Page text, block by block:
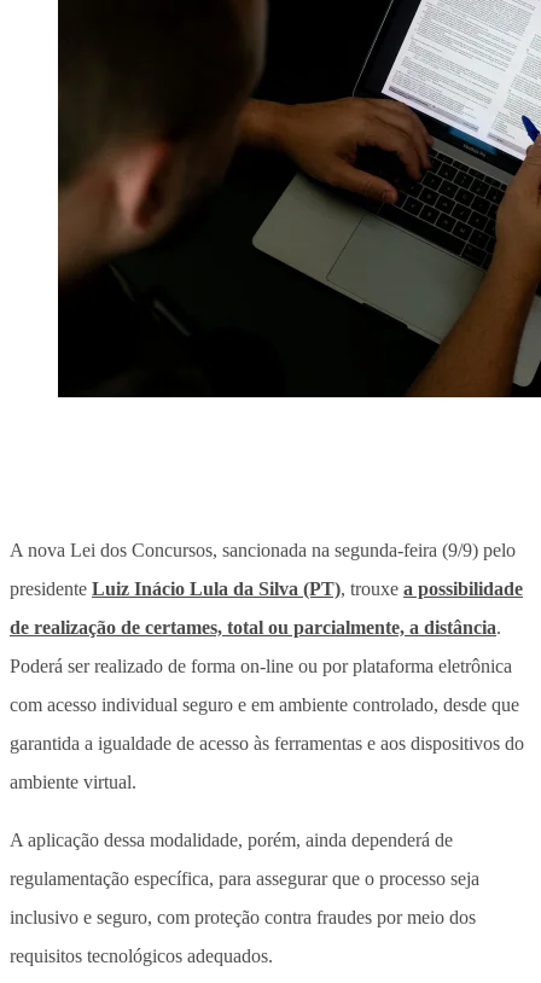
A nova Lei dos Concursos, sancionada na segunda-feira (9/9) pelo
presidente Luiz Inácio Lula da Silva (PT), trouxe a possibilidade
de realização de certames, total ou parcialmente, a distância.
Poderá ser realizado de forma on-line ou por plataforma eletrônica
com acesso individual seguro e em ambiente controlado, desde que
garantida a igualdade de acesso às ferramentas e aos dispositivos do
ambiente virtual.
A aplicação dessa modalidade, porém, ainda dependerá de
regulamentação específica, para assegurar que o processo seja
inclusivo e seguro, com proteção contra fraudes por meio dos
requisitos tecnológicos adequados.